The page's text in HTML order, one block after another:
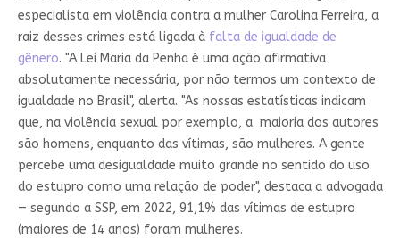
especialista em violência contra a mulher Carolina Ferreira, a
raiz desses crimes está ligada à falta de igualdade de
gênero. "A Lei Maria da Penha é uma ação afirmativa
absolutamente necessária, por não termos um contexto de
igualdade no Brasil", alerta. "As nossas estatísticas indicam
que, na violência sexual por exemplo, a maioria dos autores
são homens, enquanto das vítimas, são mulheres. A gente
percebe uma desigualdade muito grande no sentido do uso
do estupro como uma relação de poder", destaca a advogada
— segundo a SSP, em 2022, 91,1% das vítimas de estupro
(maiores de 14 anos) foram mulheres.